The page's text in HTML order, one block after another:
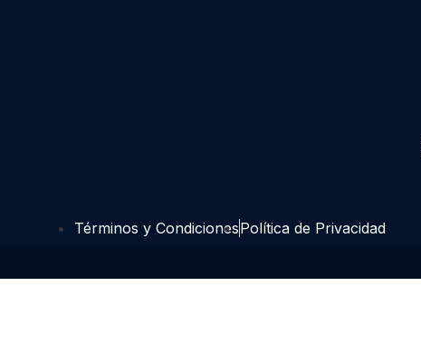
Términos y CondicionesPolítica de Privacidad